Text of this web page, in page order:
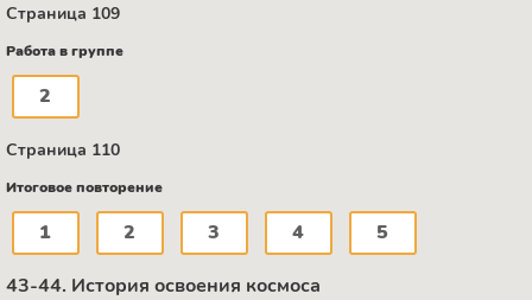
Страница 109
Работа в группе
2
Страница 110
Итоговое повторение
1 2 3 4 5
43-44. История освоения космоса